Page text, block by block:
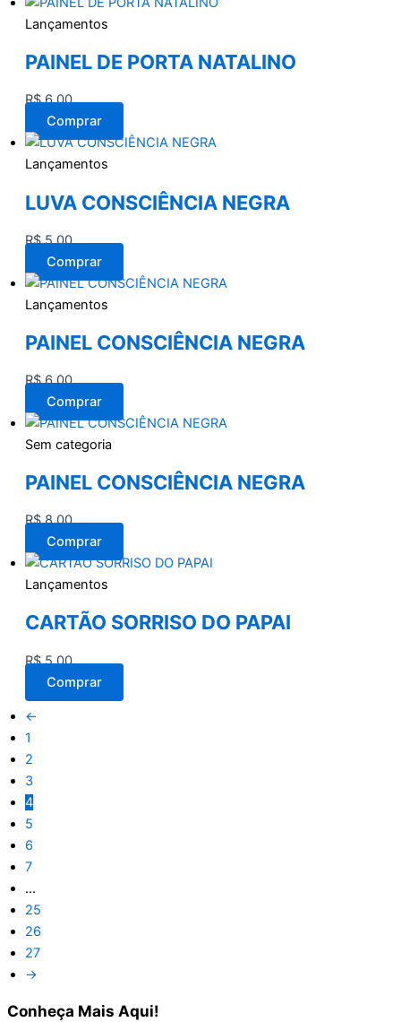
Lançamentos
PAINEL DE PORTA NATALINO
R$6,00
Comprar
Lançamentos
LUVA CONSCIÊNCIA NEGRA
R$5,00
Comprar
Lançamentos
PAINEL CONSCIÊNCIA NEGRA
R$6,00
Comprar
Sem categoria
PAINEL CONSCIÊNCIA NEGRA
R$8,00
Comprar
Lançamentos
CARTÃO SORRISO DO PAPAI
R$5,00
Comprar
←
1
2
3
4
5
6
7
…
25
26
27
→
Conheça Mais Aqui!